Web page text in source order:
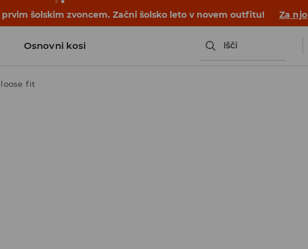
šolskim zvoncem. Začni šolsko leto v novem outfitu! Za njo
Osnovni kosi Išči
fit